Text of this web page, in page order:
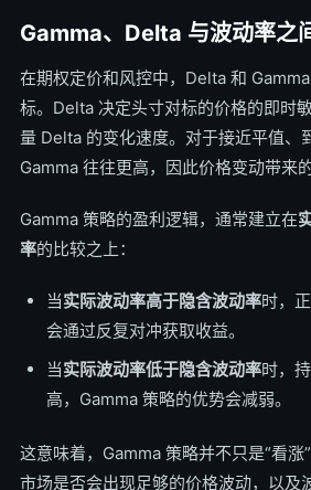
Gamma、Delta 与波动率之
在期权定价和风控中，Delta 和
标。Delta 决定头寸对标的价格的即时
量 Delta 的变化速度。对于接近平值、
Gamma 往往更高，因此价格变动带来
Gamma 策略的盈利逻辑，通常建立在
率的比较之上：
当实际波动率高于隐含波动率时，
会通过反复对冲获取收益。
当实际波动率低于隐含波动率时，
高，Gamma 策略的优势会减弱。
这意味着，Gamma 策略并不只是“看涨
市场是否会出现足够的价格波动，以及